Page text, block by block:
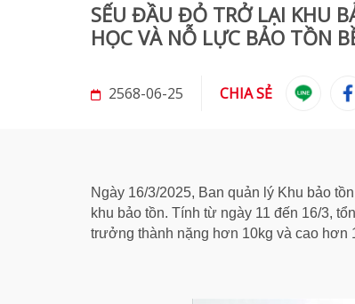
SẾU ĐẦU ĐỎ TRỞ LẠI KHU
HỌC VÀ NỖ LỰC BẢO TỒN
2568-06-25 CHIA SẺ
Ngày 16/3/2025, Ban quản lý Khu bảo
khu bảo tồn. Tính từ ngày 11 đến 16/3,
trưởng thành nặng hơn 10kg và cao hơn